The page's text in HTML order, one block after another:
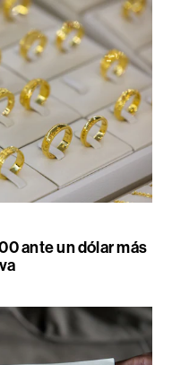
ante un dólar más